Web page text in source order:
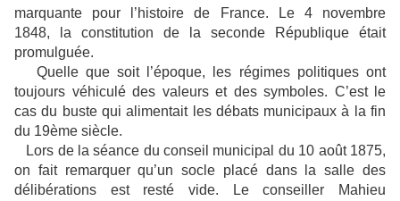
marquante pour l’histoire de France. Le 4 novembre
1848,
la constitution de la seconde République était
promulguée.
Quelle que soit l’époque, les régimes politiques ont
toujours véhiculé des valeurs et des symboles. C’est le
cas du buste qui alimentait les débats municipaux à la fin
du 19ème siècle.
Lors de la séance du conseil municipal du 10 août 1875,
on fait remarquer qu’un socle placé dans la salle des
délibérations est resté vide. Le conseiller Mahieu